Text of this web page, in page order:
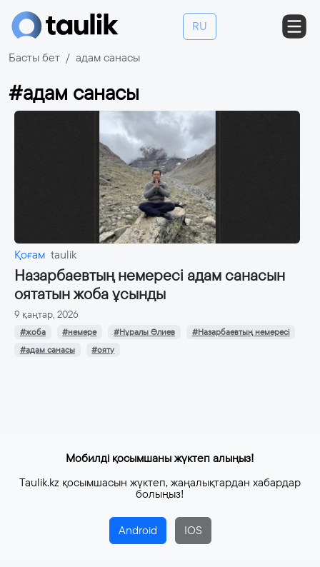
RU
Басты бет адам санасы
#адам санасы
Қоғам taulik
Назарбаевтың немересі адам санасын
оятатын жоба ұсынды
9 қаңтар, 2026
#жоба #немере #Нұралы Әлиев
#Назарбаевтың немересі
#адам санасы
#ояту
Мобилді қосымшаны жүктеп алыңыз!
Taulik.kz қосымшасын жүктеп, жаңалықтардан хабардар
болыңыз!
Android IOS